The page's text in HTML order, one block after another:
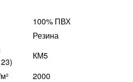
100% ПВХ
Резина
КМ5
2000